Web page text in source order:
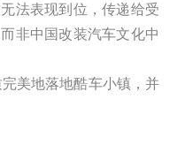
法表现到位，传递给受
非中国改装汽车文化中
美地落地酷车小镇，并